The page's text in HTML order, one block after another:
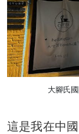
大腳氏
這是我在中